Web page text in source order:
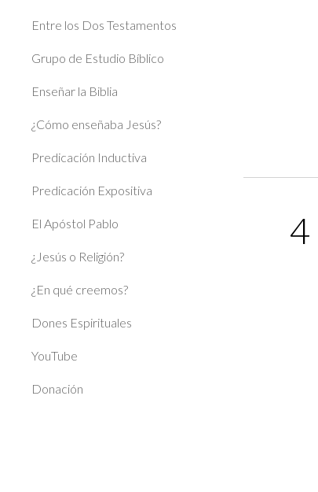
Entre los Dos Testamentos
Grupo de Estudio Bíblico
Enseñar la Biblia
¿Cómo enseñaba Jesús?
Predicación Inductiva
Predicación Expositiva
El Apóstol Pablo
¿Jesús o Religión?
¿En qué creemos?
Dones Espirituales
YouTube
Donación
4